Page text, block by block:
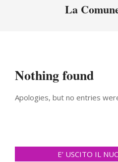
La
Nothing found
Apologies, but no entries
E’ USCITO IL